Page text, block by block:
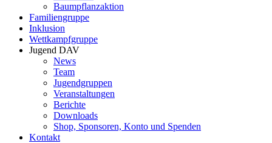
Baumpflanzaktion
Familiengruppe
Inklusion
Wettkampfgruppe
Jugend DAV
News
Team
Jugendgruppen
Veranstaltungen
Berichte
Downloads
Shop, Sponsoren, Konto und Spenden
Kontakt